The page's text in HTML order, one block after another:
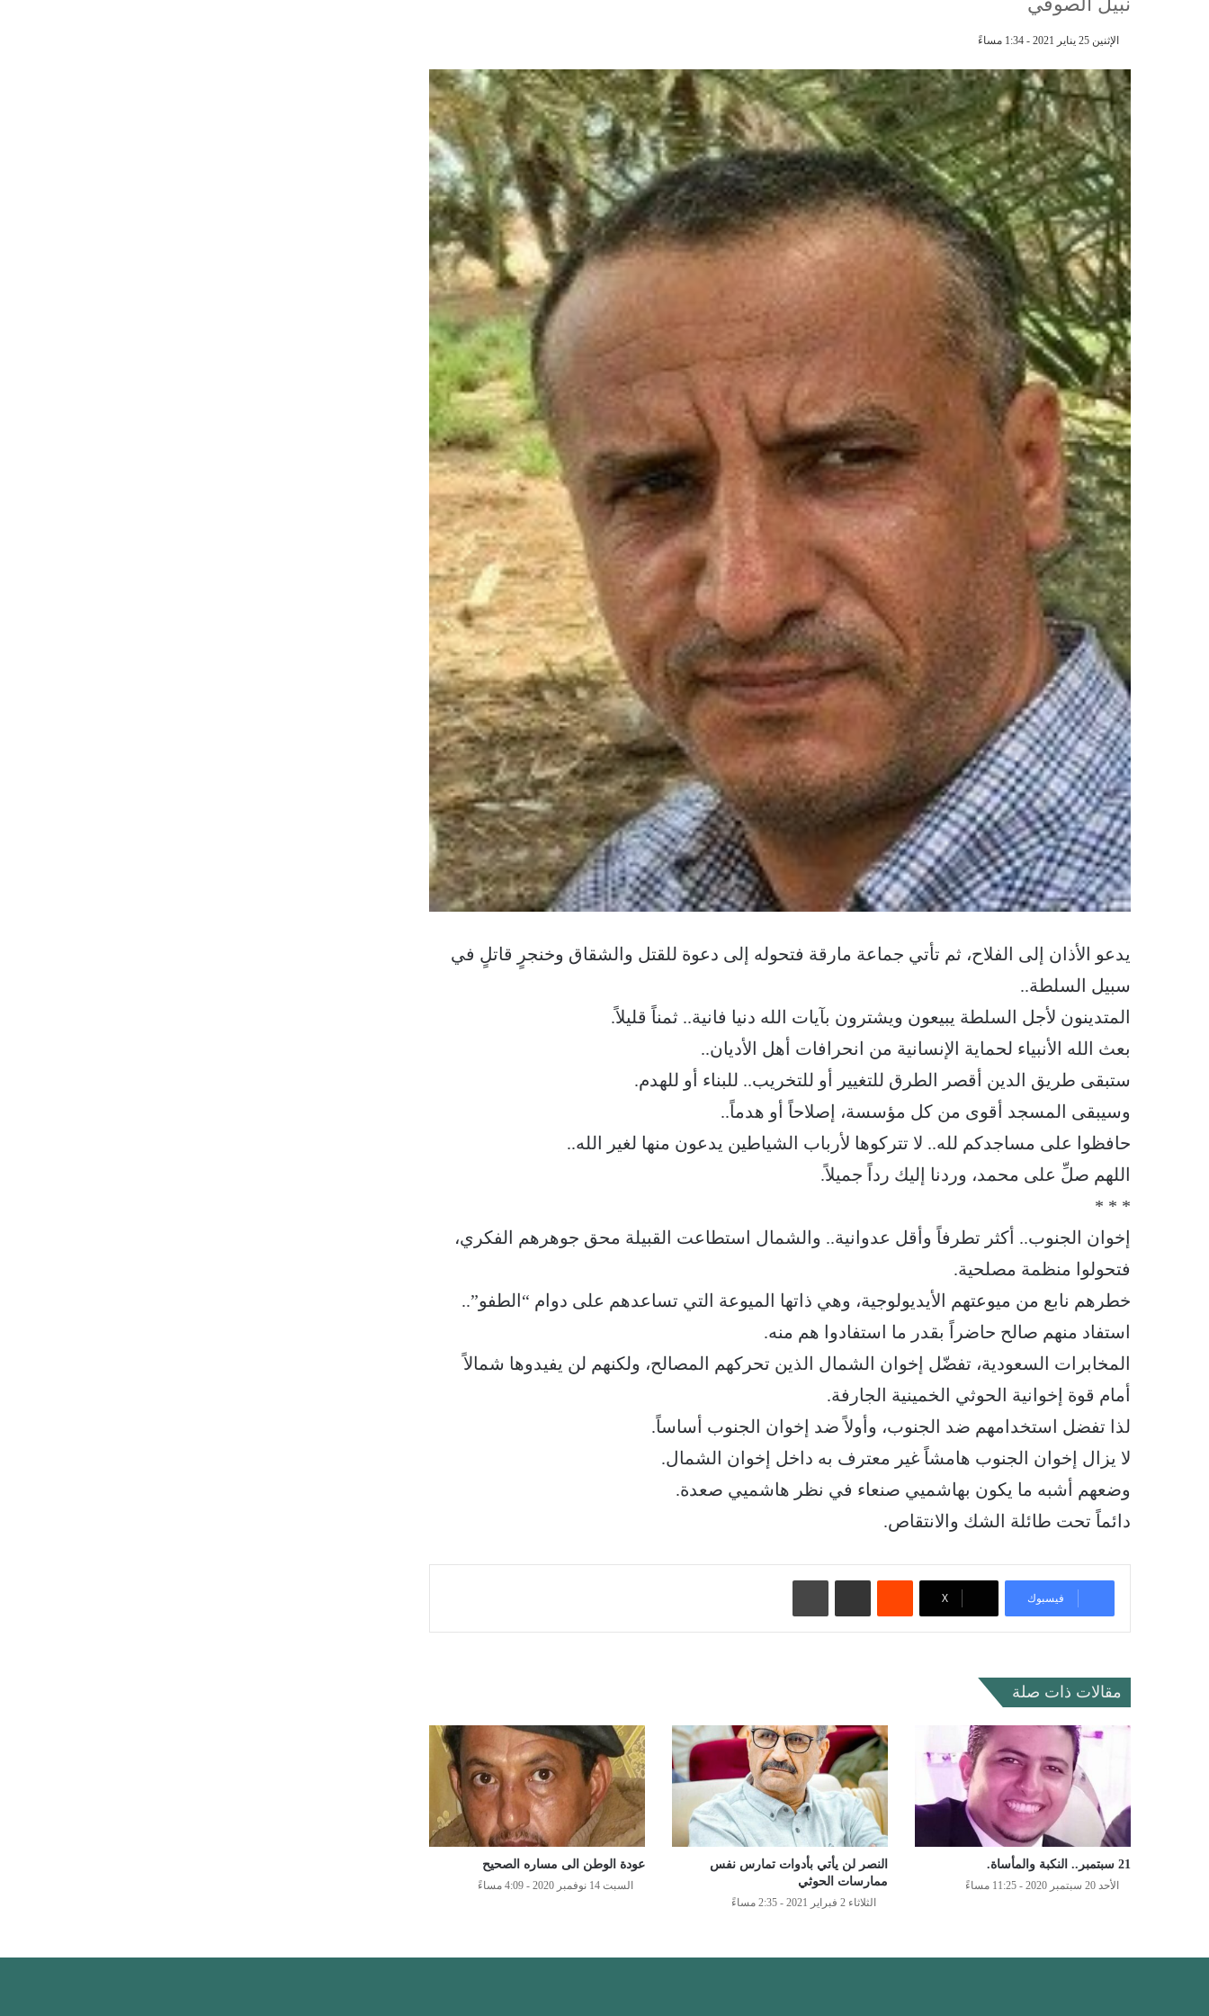
الإثنين 25 يناير 2021 - 1:34 مساءً
يدعو الأذان إلى الفلاح، ثم تأتي جماعة مارقة فتحوله إلى دعوة للقتل والشقاق وخنجرٍ قاتلٍ في
سبيل السلطة..
‏المتدينون لأجل السلطة يبيعون ويشترون بآيات الله دنيا فانية.. ثمناً قليلاً.
‏بعث الله الأنبياء لحماية الإنسانية من انحرافات أهل الأديان..
‏ستبقى طريق الدين أقصر الطرق للتغيير أو للتخريب..‏ للبناء أو للهدم.
‏وسيبقى المسجد أقوى من كل مؤسسة، إصلاحاً أو هدماً..
‏حافظوا على مساجدكم لله.. لا تتركوها لأرباب الشياطين يدعون منها لغير الله..
‏اللهم صلِّ على محمد، وردنا إليك رداً جميلاً.
* * *
إخوان الجنوب.. أكثر تطرفاً وأقل عدوانية.. والشمال استطاعت القبيلة محق جوهرهم الفكري،
فتحولوا منظمة مصلحية.
خطرهم نابع من ميوعتهم الأيديولوجية، وهي ذاتها الميوعة التي تساعدهم على دوام “الطفو”..
استفاد منهم صالح حاضراً بقدر ما استفادوا هم منه.
المخابرات السعودية، تفضّل إخوان الشمال الذين تحركهم المصالح، ولكنهم لن يفيدوها شمالاً
أمام قوة إخوانية الحوثي الخمينية الجارفة.
لذا تفضل استخدامهم ضد الجنوب، وأولاً ضد إخوان الجنوب أساساً.
لا يزال إخوان الجنوب هامشاً غير معترف به داخل إخوان الشمال.
وضعهم أشبه ما يكون بهاشميي صنعاء في نظر هاشميي صعدة.
دائماً تحت طائلة الشك والانتقاص.
فيسبوك ‫X
مقالات ذات صلة
21 سبتمبر.. النكبة والمأساة.
الأحد 20 سبتمبر 2020 - 11:25 مساءً
النصر لن يأتي بأدوات تمارس نفس
ممارسات الحوثي
الثلاثاء 2 فبراير 2021 - 2:35 مساءً
عودة الوطن الى مساره الصحيح
السبت 14 نوفمبر 2020 - 4:09 مساءً